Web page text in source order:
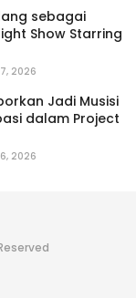
sebagai
Show Starring
2026
Jadi Musisi
dalam Project
2026